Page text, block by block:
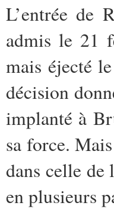
L’entrée de
admis le 21
mais éjecté
décision
implanté à
sa force.
dans celle de
en plusieurs